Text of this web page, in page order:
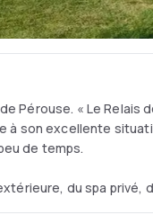
Pérouse. « Le Relais
à son excellente
de temps.
du spa privé,